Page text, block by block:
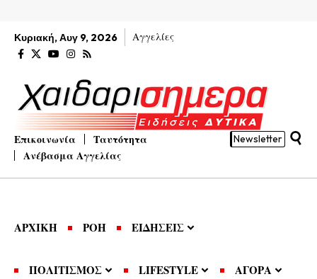
Κυριακή, Αυγ 9, 2026 Αγγελίες
Επικοινωνία
Ταυτότητα
Ανέβασμα Αγγελίας
Newsletter
ΑΡΧΙΚΗ ΡΟΗ ΕΙΔΗΣΕΙΣ
ΠΟΛΙΤΙΣΜΟΣ LIFESTYLE ΑΓΟΡΑ